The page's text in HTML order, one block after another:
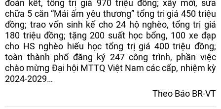
đoàn kết, tổng trị giá 970 triệu đồng; xây mới, sửa
chữa 5 căn “Mái ấm yêu thương” tổng trị giá 450 triệu
đồng; trao vốn sinh kế cho 24 hộ nghèo, tổng trị giá
180 triệu đồng; tặng 200 suất học bổng, 100 xe đạp
cho HS nghèo hiếu học tổng trị giá 400 triệu đồng;
toàn thành phố đăng ký 247 công trình, phần việc
chào mừng Đại hội MTTQ Việt Nam các cấp, nhiệm kỳ
2024-2029…
Theo Báo BR-VT